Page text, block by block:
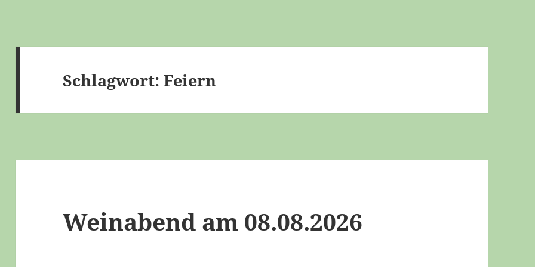
Schlagwort:Feiern
Weinabend am 08.08.2026